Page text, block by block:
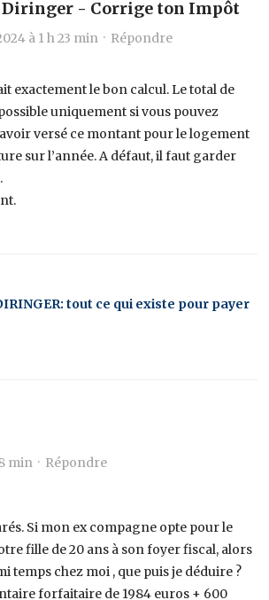
- Corrige ton Impôt
à 1 h 23 min · Répondre
exactement le bon calcul. Le total de
uniquement si vous pouvez
versé ce montant pour le logement
sur l’année. A défaut, il faut garder
tout ce qui existe pour payer
min · Répondre
Si mon ex compagne opte pour le
fille de 20 ans à son foyer fiscal, alors
temps chez moi , que puis je déduire ?
forfaitaire de 1984 euros + 600